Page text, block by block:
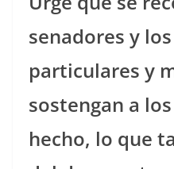
senadores y
particulares y
sostengan a
hecho, lo que